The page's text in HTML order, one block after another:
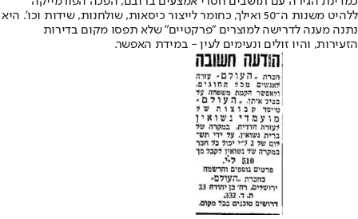
ללהיט משנות ה־50 ואילך, כחומר לייצור כיסאות, שולחנות, שידות וכו'. היא
נתנה מענה לדרישה למוצרים "פרקטיים" שלא תפסו מקום בדירות
הזעירות, והיו זולים ונעימים לעין - במידת האפשר.